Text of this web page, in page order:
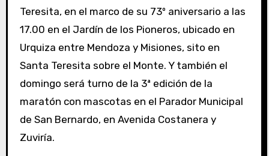
Teresita, en el marco de su 73º aniversario a las
17.00 en el Jardín de los Pioneros, ubicado en
Urquiza entre Mendoza y Misiones, sito en
Santa Teresita sobre el Monte. Y también el
domingo será turno de la 3ª edición de la
maratón con mascotas en el Parador Municipal
de San Bernardo, en Avenida Costanera y
Zuviría.